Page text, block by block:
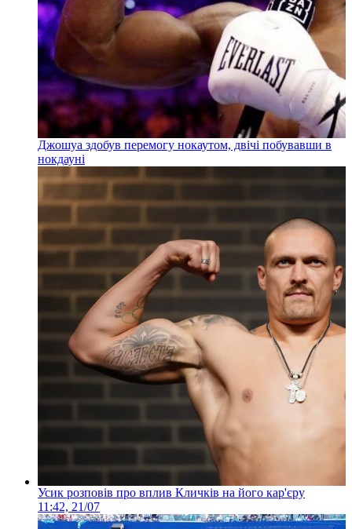
Джошуа здобув перемогу нокаутом, двічі побувавши в
нокдауні
Усик розповів про вплив Кличків на його кар'єру
11:42, 21/07